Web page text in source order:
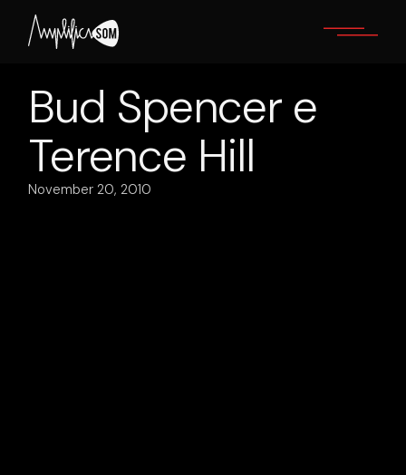
content
Bud Spencer e
Terence Hill
November 20, 2010